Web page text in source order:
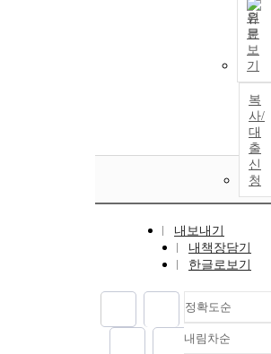
원
문
보
기
복
사/
대
출
신
청
내보내기
내책장담기
한글로보기
정확도순
정확도
내림차순